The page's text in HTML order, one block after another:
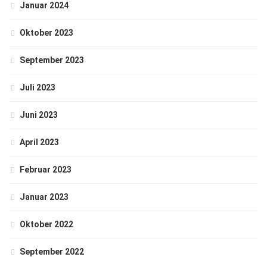
Januar 2024
Oktober 2023
September 2023
Juli 2023
Juni 2023
April 2023
Februar 2023
Januar 2023
Oktober 2022
September 2022